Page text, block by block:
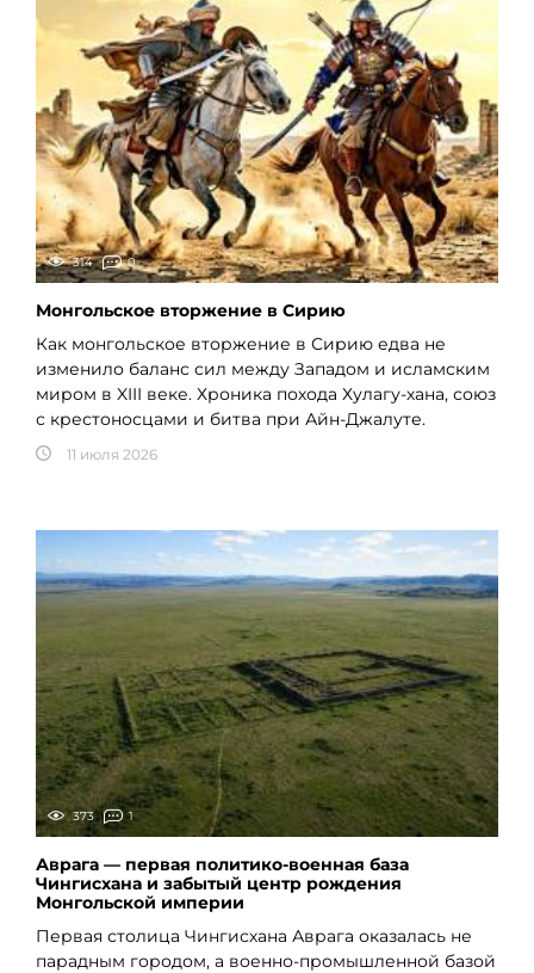
314 0
Монгольское вторжение в Сирию
Как монгольское вторжение в Сирию едва не
изменило баланс сил между Западом и исламским
миром в XIII веке. Хроника похода Хулагу-хана, союз
с крестоносцами и битва при Айн-Джалуте.
11 июля 2026
373 1
Аврага — первая политико-военная база
Чингисхана и забытый центр рождения
Монгольской империи
Первая столица Чингисхана Аврага оказалась не
парадным городом, а военно-промышленной базой